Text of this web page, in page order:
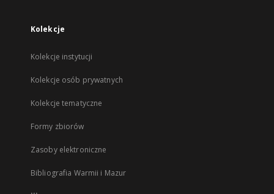
Kolekcje
Kolekcje instytucji
Kolekcje osób prywatnych
Kolekcje tematyczne
Formy zbiorów
Zasoby elektroniczne
Bibliografia Warmii i Mazur
...